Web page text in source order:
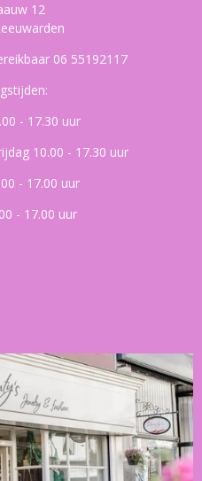
12
06 55192117
- 17.30 uur
10.00 - 17.30 uur
- 17.00 uur
- 17.00 uur